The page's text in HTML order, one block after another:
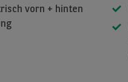
vorn + hinten